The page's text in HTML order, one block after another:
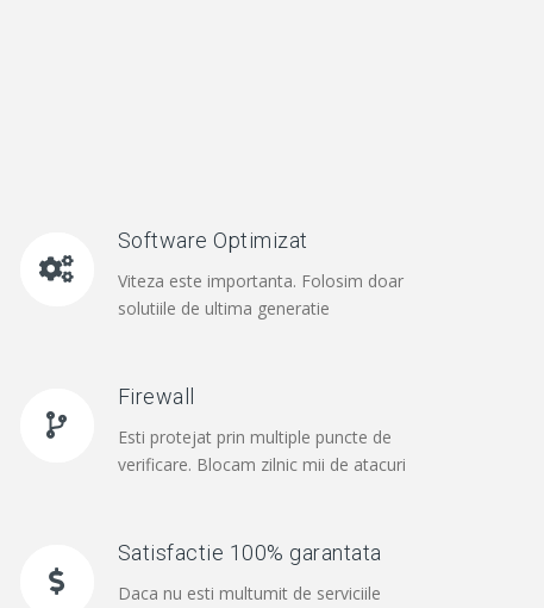
Software Optimizat
Viteza este importanta. Folosim doar
solutiile de ultima generatie
Firewall
Esti protejat prin multiple puncte de
verificare. Blocam zilnic mii de atacuri
Satisfactie 100% garantata
Daca nu esti multumit de serviciile